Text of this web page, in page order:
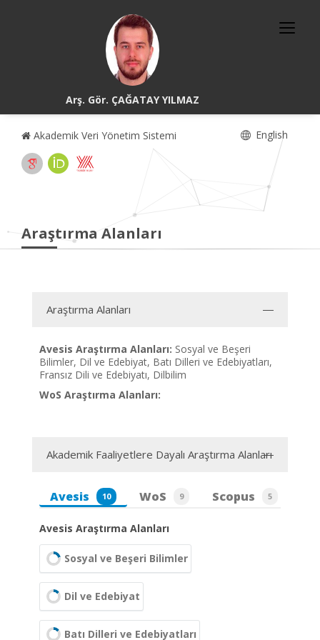
Arş. Gör. ÇAĞATAY YILMAZ
Akademik Veri Yönetim Sistemi English
Araştırma Alanları
Araştırma Alanları
Avesis Araştırma Alanları: Sosyal ve Beşeri
Bilimler, Dil ve Edebiyat, Batı Dilleri ve Edebiyatları,
Fransız Dili ve Edebiyatı, Dilbilim
WoS Araştırma Alanları:
Akademik Faaliyetlere Dayalı Araştırma Alanları
Avesis 10 WoS 9 Scopus 5
Avesis Araştırma Alanları
Sosyal ve Beşeri Bilimler
Dil ve Edebiyat
Batı Dilleri ve Edebiyatları